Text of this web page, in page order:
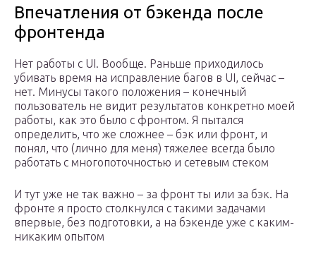
Впечатления от бэкенда после
фронтенда
Нет работы с UI. Вообще. Раньше приходилось
убивать время на исправление багов в UI, сейчас –
нет. Минусы такого положения – конечный
пользователь не видит результатов конкретно моей
работы, как это было с фронтом. Я пытался
определить, что же сложнее – бэк или фронт, и
понял, что (лично для меня) тяжелее всегда было
работать с многопоточностью и сетевым стеком
И тут уже не так важно – за фронт ты или за бэк. На
фронте я просто столкнулся с такими задачами
впервые, без подготовки, а на бэкенде уже с каким-
никаким опытом